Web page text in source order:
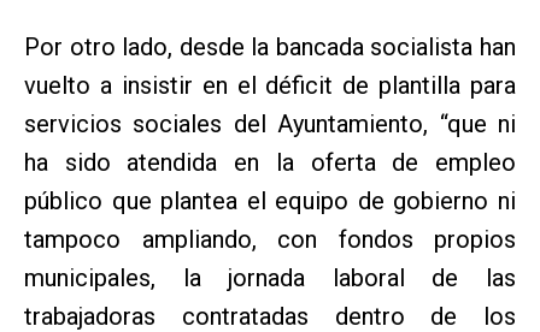
Por otro lado, desde la bancada socialista han
vuelto a insistir en el déficit de plantilla para
servicios sociales del Ayuntamiento, “que ni
ha sido atendida en la oferta de empleo
público que plantea el equipo de gobierno ni
tampoco ampliando, con fondos propios
municipales, la jornada laboral de las
trabajadoras contratadas dentro de los